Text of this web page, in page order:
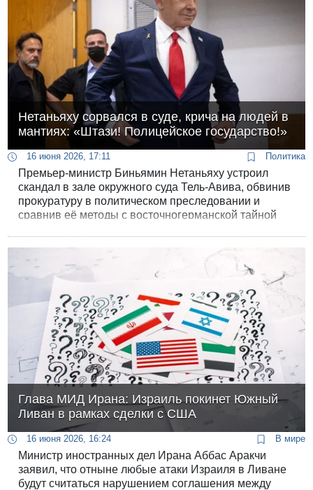
Нетаньяху сорвался в суде, крича на людей в
мантиях: «Штази! Полицейское государство!»
16 июня 2026, 17:11 Политика
Премьер-министр Биньямин Нетаньяху устроил
скандал в зале окружного суда Тель-Авива, обвинив
прокуратуру в политическом преследовании и
сравнив её методы с восточногерманской тайной
Глава МИД Ирана: Израиль покинет Южный
Ливан в рамках сделки с США
16 июня 2026, 16:24 В мире
Министр иностранных дел Ирана Аббас Аракчи
заявил, что отныне любые атаки Израиля в Ливане
будут считаться нарушением соглашения между